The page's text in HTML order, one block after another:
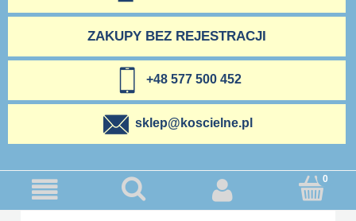
ZAKUPY BEZ REJESTRACJI
+48 577 500 452
sklep@koscielne.pl